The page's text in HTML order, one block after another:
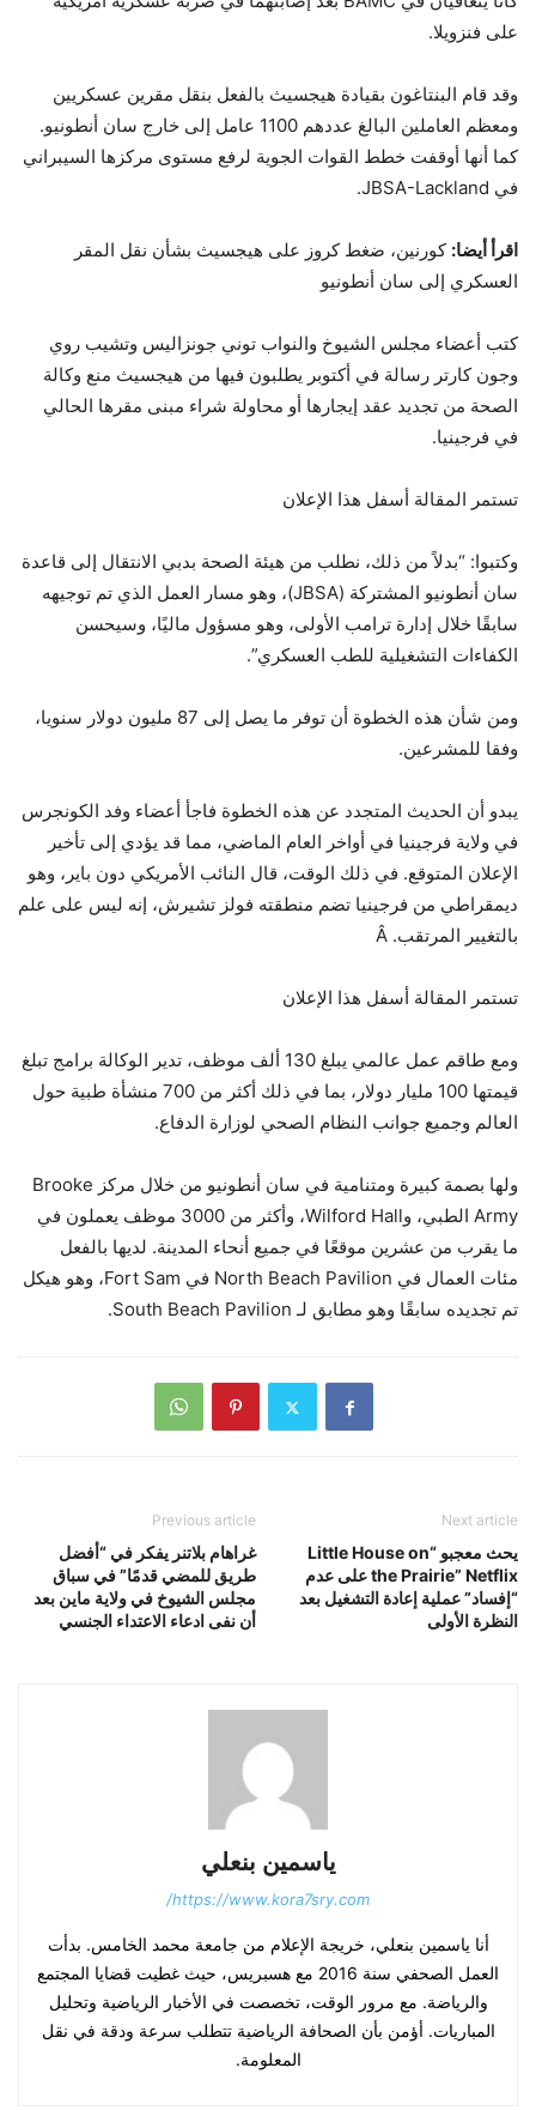
على فنزويلا.
وقد قام البنتاغون بقيادة هيجسيث بالفعل بنقل مقرين عسكريين
ومعظم العاملين البالغ عددهم 1100 عامل إلى خارج سان أنطونيو.
كما أنها أوقفت خطط القوات الجوية لرفع مستوى مركزها السيبراني
في JBSA-Lackland.
اقرأ أيضا: كورنين، ضغط كروز على هيجسيث بشأن نقل المقر
العسكري إلى سان أنطونيو
كتب أعضاء مجلس الشيوخ والنواب توني جونزاليس وتشيب روي
وجون كارتر رسالة في أكتوبر يطلبون فيها من هيجسيث منع وكالة
الصحة من تجديد عقد إيجارها أو محاولة شراء مبنى مقرها الحالي
في فرجينيا.
تستمر المقالة أسفل هذا الإعلان
وكتبوا: “بدلاً من ذلك، نطلب من هيئة الصحة بدبي الانتقال إلى قاعدة
سان أنطونيو المشتركة (JBSA)، وهو مسار العمل الذي تم توجيهه
سابقًا خلال إدارة ترامب الأولى، وهو مسؤول ماليًا، وسيحسن
الكفاءات التشغيلية للطب العسكري”.
ومن شأن هذه الخطوة أن توفر ما يصل إلى 87 مليون دولار سنويا،
وفقا للمشرعين.
يبدو أن الحديث المتجدد عن هذه الخطوة فاجأ أعضاء وفد الكونجرس
في ولاية فرجينيا في أواخر العام الماضي، مما قد يؤدي إلى تأخير
الإعلان المتوقع. في ذلك الوقت، قال النائب الأمريكي دون باير، وهو
ديمقراطي من فرجينيا تضم ​​منطقته فولز تشيرش، إنه ليس على علم
بالتغيير المرتقب. Â
تستمر المقالة أسفل هذا الإعلان
ومع طاقم عمل عالمي يبلغ 130 ألف موظف، تدير الوكالة برامج تبلغ
قيمتها 100 مليار دولار، بما في ذلك أكثر من 700 منشأة طبية حول
العالم وجميع جوانب النظام الصحي لوزارة الدفاع.
ولها بصمة كبيرة ومتنامية في سان أنطونيو من خلال مركز Brooke
Army الطبي، وWilford Hall، وأكثر من 3000 موظف يعملون في
ما يقرب من عشرين موقعًا في جميع أنحاء المدينة. لديها بالفعل
مئات العمال في North Beach Pavilion في Fort Sam، وهو هيكل
تم تجديده سابقًا وهو مطابق لـ South Beach Pavilion.
Previous article
غراهام بلاتنر يفكر في “أفضل
طريق للمضي قدمًا” في سباق
مجلس الشيوخ في ولاية ماين بعد
أن نفى ادعاء الاعتداء الجنسي
Next article
يحث معجبو “Little House on
the Prairie” Netflix على عدم
“إفساد” عملية إعادة التشغيل بعد
النظرة الأولى
ياسمين بنعلي
https://www.kora7sry.com/
أنا ياسمين بنعلي، خريجة الإعلام من جامعة محمد الخامس. بدأت
العمل الصحفي سنة 2016 مع هسبريس، حيث غطيت قضايا المجتمع
والرياضة. مع مرور الوقت، تخصصت في الأخبار الرياضية وتحليل
المباريات. أؤمن بأن الصحافة الرياضية تتطلب سرعة ودقة في نقل
المعلومة.